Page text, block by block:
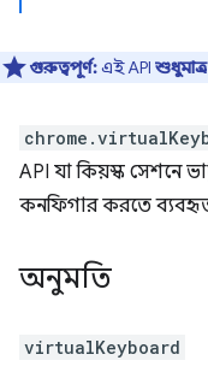
গুরুত্বপূর্ণ:এই API
API যা কিয়স্ক সেশনে
কনফিগার করতে
অনুমতি
virtualKeyboard